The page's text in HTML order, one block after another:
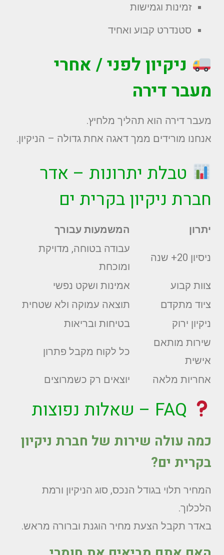
זמינות וגמישות
סטנדרט קבוע ואחיד
ניקיון לפני / אחרי
מעבר דירה
מעבר דירה הוא תהליך מלחיץ.
אנחנו מורידים ממך דאגה אחת גדולה – הניקיון.
טבלת יתרונות – אדר
חברת ניקיון בקרית ים
יתרון המשמעות עבורך
ניסיון 20+ שנה
עבודה בטוחה, מדויקת
ומוכחת
צוות קבוע
אמינות ושקט נפשי
ציוד מתקדם
תוצאה עמוקה ולא שטחית
ניקיון ירוק
בטיחות ובריאות
שירות מותאם
אישית
כל לקוח מקבל פתרון
אחריות מלאה יוצאים רק כשמרוצים
כמה עולה שירות של חברת ניקיון
בקרית ים?
המחיר תלוי בגודל הנכס, סוג הניקיון ורמת
הלכלוך.
באדר תקבל הצעת מחיר הוגנת וברורה מראש.